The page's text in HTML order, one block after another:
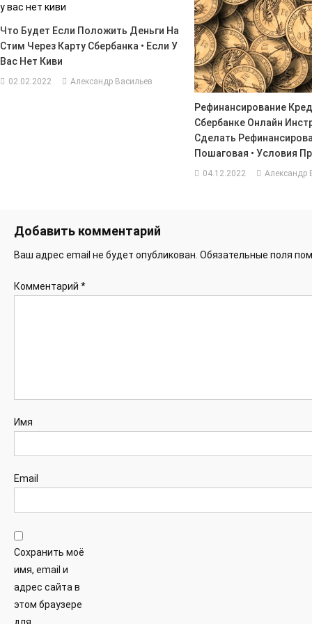
Что Будет Если Положить Деньги На
Стим Через Карту Сбербанка • Если У
Вас Нет Киви
02.02.2022 Александр Васильев
Рефинансирование
Сбербанке Онлайн
Сделать
Пошаговая • Условия
04.12.2022 Александр
Добавить комментарий
Ваш адрес email не будет опубликован. Обязательные поля
Комментарий *
Имя
Email
Сохранить моё
имя, email и
адрес сайта в
этом браузере